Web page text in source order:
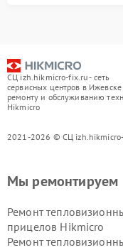
СЦ izh.hikmicro-fix.ru - сеть
сервисных центров в Ижевске
ремонту и обслуживанию
Hikmicro
2021-2026 © СЦ
Мы ремонтируем
Ремонт
прицелов Hikmicro
Ремонт